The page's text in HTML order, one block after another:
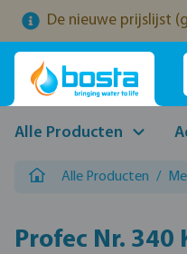
de hoofdinhoud
Ga naar de zoekopdracht
Ga naar de
De nieuwe prijslijst
Alle Producten
Alle Producten /
Profec Nr. 340